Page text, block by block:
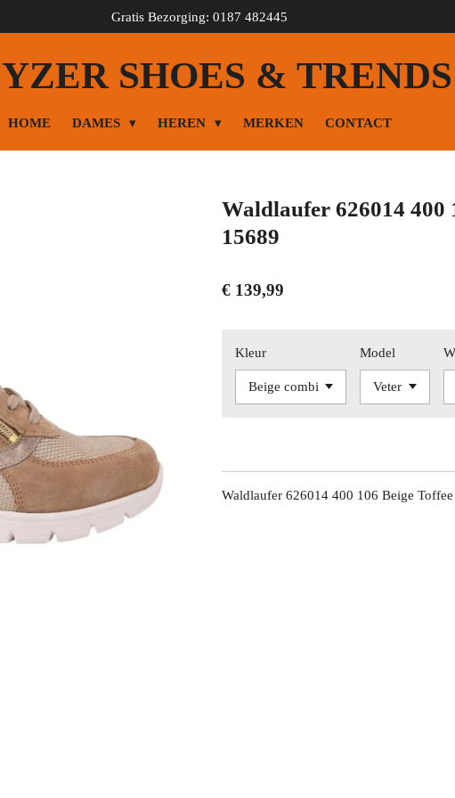
Gratis Bezorging: 0187 482445
SHOES & TRENDS
HOME DAMES HEREN MERKEN CONTACT
Waldlaufer 626014 400
15689
€ 139,99
Kleur Model
Waldlaufer 626014 400 106 Beige